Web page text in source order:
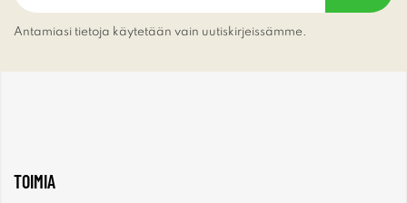
Antamiasi tietoja käytetään vain uutiskirjeissämme.
TOIMIA